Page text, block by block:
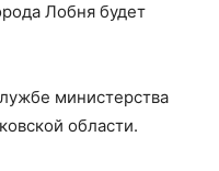
Лобня будет
министерства
области.